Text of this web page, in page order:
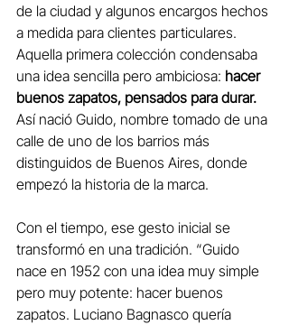
de la ciudad y algunos encargos hechos
a medida para clientes particulares.
Aquella primera colección condensaba
una idea sencilla pero ambiciosa: hacer
buenos zapatos, pensados para durar.
Así nació Guido, nombre tomado de una
calle de uno de los barrios más
distinguidos de Buenos Aires, donde
empezó la historia de la marca.
Con el tiempo, ese gesto inicial se
transformó en una tradición. “Guido
nace en 1952 con una idea muy simple
pero muy potente: hacer buenos
zapatos. Luciano Bagnasco quería